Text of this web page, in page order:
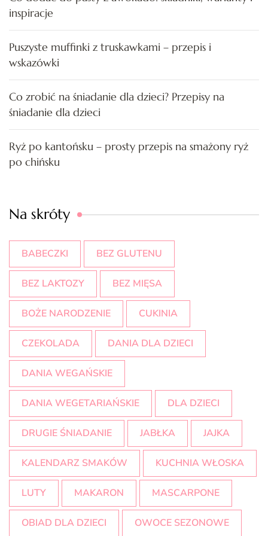
inspiracje
Puszyste muffinki z truskawkami – przepis i
wskazówki
Co zrobić na śniadanie dla dzieci? Przepisy na
śniadanie dla dzieci
Ryż po kantońsku – prosty przepis na smażony ryż
po chińsku
Na skróty
BABECZKI BEZ GLUTENU
BEZ LAKTOZY BEZ MIĘSA
BOŻE NARODZENIE CUKINIA
CZEKOLADA DANIA DLA DZIECI
DANIA WEGAŃSKIE
DANIA WEGETARIAŃSKIE DLA DZIECI
DRUGIE ŚNIADANIE JABŁKA JAJKA
KALENDARZ SMAKÓW KUCHNIA WŁOSKA
LUTY MAKARON MASCARPONE
OBIAD DLA DZIECI OWOCE SEZONOWE